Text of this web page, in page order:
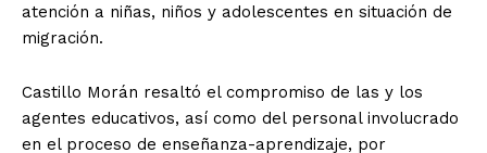
atención a niñas, niños y adolescentes en situación de
migración.
Castillo Morán resaltó el compromiso de las y los
agentes educativos, así como del personal involucrado
en el proceso de enseñanza-aprendizaje, por